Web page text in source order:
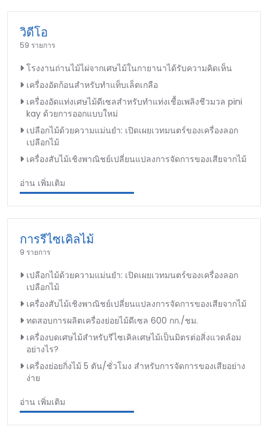
วิดีโอ
59 รายการ
โรงงานถ่านไม้ไผ่จากเศษไม้ในกายานาได้รับความคิดเห็น
เครื่องอัดก้อนสำหรับทำแท็บเล็ตเกลือ
เครื่องอัดแท่งเศษไม้ดีเซลสำหรับทำแท่งเชื้อเพลิงชีวมวล pini
kay ด้วยการออกแบบใหม่
เปลือกไม้ด้วยความแม่นยำ: เปิดเผยเวทมนตร์ของเครื่องลอก
เปลือกไม้
เครื่องสับไม้เชิงพาณิชย์เปลี่ยนแปลงการจัดการของเสียจากไม้
อ่าน เพิ่มเติม
การรีไซเคิลไม้
9 รายการ
เปลือกไม้ด้วยความแม่นยำ: เปิดเผยเวทมนตร์ของเครื่องลอก
เปลือกไม้
เครื่องสับไม้เชิงพาณิชย์เปลี่ยนแปลงการจัดการของเสียจากไม้
ทดสอบการผลิตเครื่องย่อยไม้ดีเซล 600 กก./ชม.
เครื่องบดเศษไม้สำหรับรีไซเคิลเศษไม้เป็นมิตรต่อสิ่งแวดล้อม
อย่างไร?
เครื่องย่อยกิ่งไม้ 5 ตัน/ชั่วโมง สำหรับการจัดการของเสียอย่าง
ง่าย
อ่าน เพิ่มเติม